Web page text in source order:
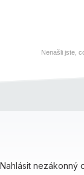
Nenašli jste,
Nahlásit nezákonný